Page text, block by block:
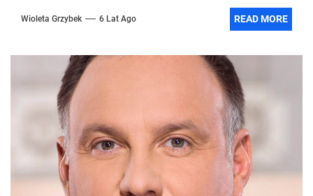
Wioleta Grzybek 6 Lat Ago READ MORE